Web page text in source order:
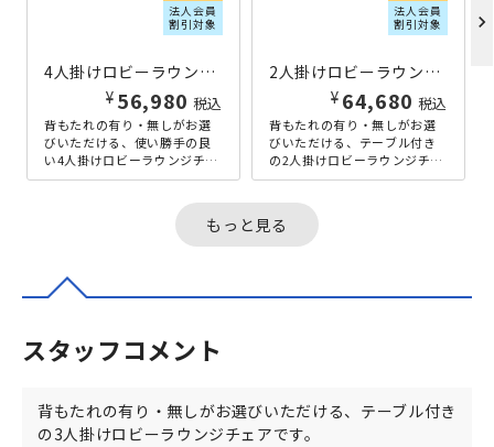
法人会員
割引対象
4人掛けロビーラウンジチェア W2015×D500×H410 ブルー
¥ 56,980 税込
背もたれの有り・無しがお選
びいただける、使い勝手の良
い4人掛けロビーラウンジチェ
アです。丸みを帯びたフォル
法人会員
割引対象
2人掛けロビーラウンジチェア テーブル付き W1510×D500×H410 ブルー
¥ 64,680 税込
背もたれの有り・無しがお選
びいただける、テーブル付き
の2人掛けロビーラウンジチェ
アです。丸みを帯びたフォル
ョンで、...
chevron_right
もっと見る
スタッフコメント
背もたれの有り・無しがお選びいただける、テーブル付き
の3人掛けロビーラウンジチェアです。